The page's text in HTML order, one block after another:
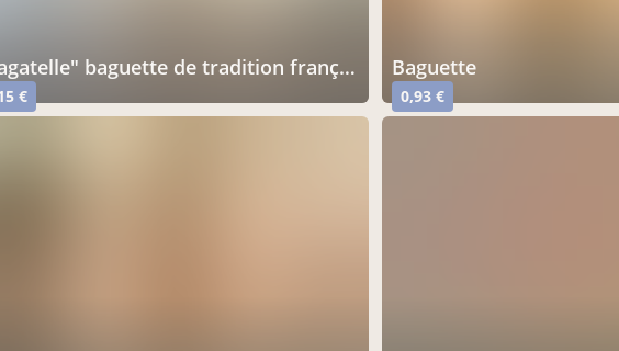
baguette de tradition française label rouge
€
baguette
0,93 €